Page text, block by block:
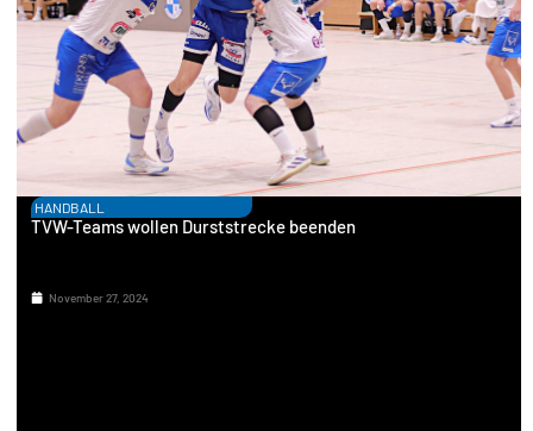
HANDBALL
TVW-Teams wollen Durststrecke beenden
November 27, 2024